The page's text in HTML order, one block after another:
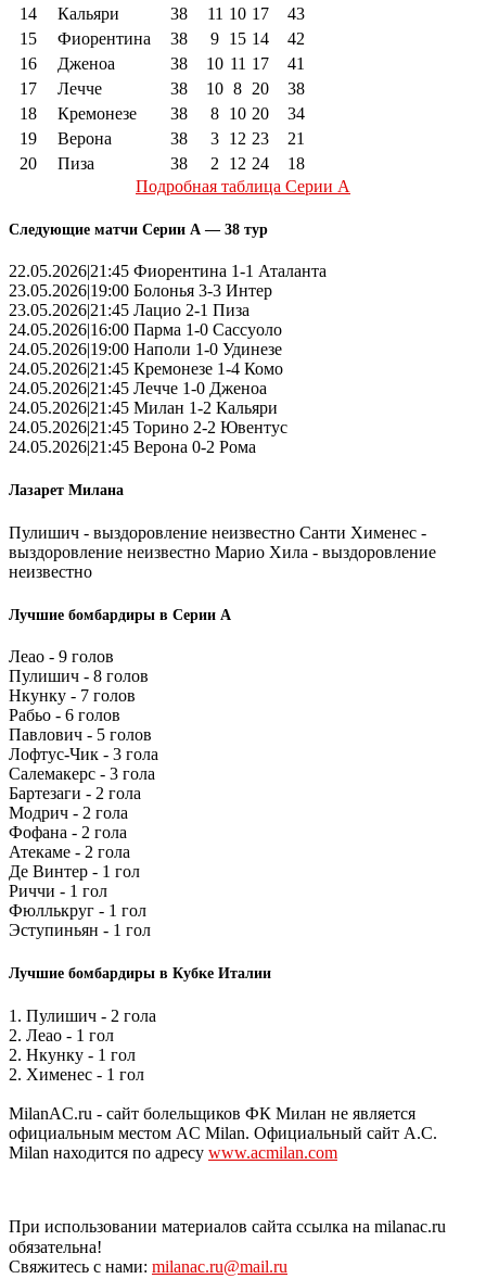
14
Кальяри 38 11 10 17
43
15
Фиорентина 38 9 15 14
42
16
Дженоа 38 10 11 17
41
17
Лечче 38 10 8 20
38
18
Кремонезе 38 8 10 20
34
19
Верона 38 3 12 23
21
20
Пиза 38 2 12 24
18
Подробная таблица Серии А
Следующие матчи Серии А — 38 тур
22.05.2026|21:45 Фиорентина 1-1 Аталанта
23.05.2026|19:00 Болонья 3-3 Интер
23.05.2026|21:45 Лацио 2-1 Пиза
24.05.2026|16:00 Парма 1-0 Сассуоло
24.05.2026|19:00 Наполи 1-0 Удинезе
24.05.2026|21:45 Кремонезе 1-4 Комо
24.05.2026|21:45 Лечче 1-0 Дженоа
24.05.2026|21:45 Милан 1-2 Кальяри
24.05.2026|21:45 Торино 2-2 Ювентус
24.05.2026|21:45 Верона 0-2 Рома
Лазарет Милана
Пулишич - выздоровление неизвестно Санти Хименес -
выздоровление неизвестно Марио Хила - выздоровление
неизвестно
Лучшие бомбардиры в Серии А
Леао - 9 голов
Пулишич - 8 голов
Нкунку - 7 голов
Рабьо - 6 голов
Павлович - 5 голов
Лофтус-Чик - 3 гола
Салемакерс - 3 гола
Бартезаги - 2 гола
Модрич - 2 гола
Фофана - 2 гола
Атекаме - 2 гола
Де Винтер - 1 гол
Риччи - 1 гол
Фюллькруг - 1 гол
Эступиньян - 1 гол
Лучшие бомбардиры в Кубке Италии
1. Пулишич - 2 гола
2. Леао - 1 гол
2. Нкунку - 1 гол
2. Хименес - 1 гол
MilanAC.ru - сайт болельщиков ФК Милан не является
официальным местом AC Milan. Официальный сайт A.C.
Milan находится по адресу www.acmilan.com
При использовании материалов сайта ссылка на milanac.ru
обязательна!
Свяжитесь с нами: milanac.ru@mail.ru